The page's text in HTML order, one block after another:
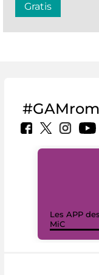
Gratis
Les APP des
MiC